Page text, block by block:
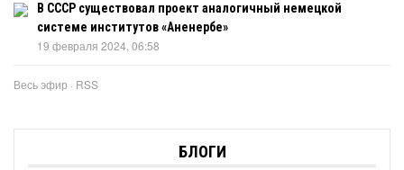
В СССР существовал проект аналогичный немецкой
системе институтов «Аненербе»
19 февраля 2024, 06:58
Весь эфир · RSS
БЛОГИ